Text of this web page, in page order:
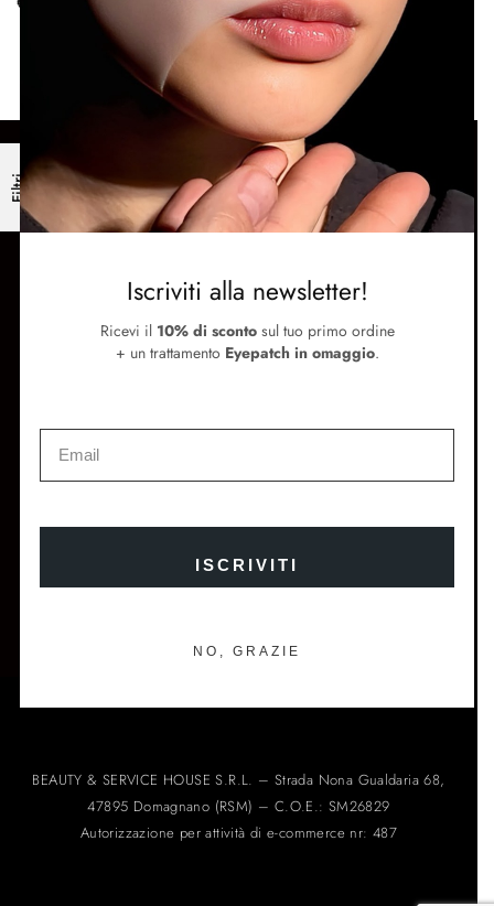
Filtri
SUPPORTO
Termini e condizioni
Metodi di pagamento e spedizione
ISCRIVITI E OTTIENI IL 10% DI SCONTO SUL TUO
BEAUTY & SERVICE HOUSE S.R.L. – Strada Nona Gualdaria 68,
47895 Domagnano (RSM) – C.O.E.: SM26829
Autorizzazione per attività di e-commerce nr: 487
Iscriviti alla newsletter!
Ricevi il 10% di scontosul tuo primo ordine
+ un trattamento Eyepatch in omaggio.
ISCRIVITI
NO, GRAZIE